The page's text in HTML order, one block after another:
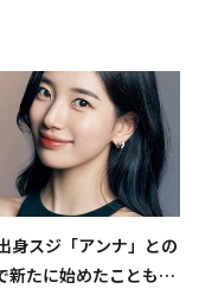
身スジ「アンナ」との
新たに始めたことも？